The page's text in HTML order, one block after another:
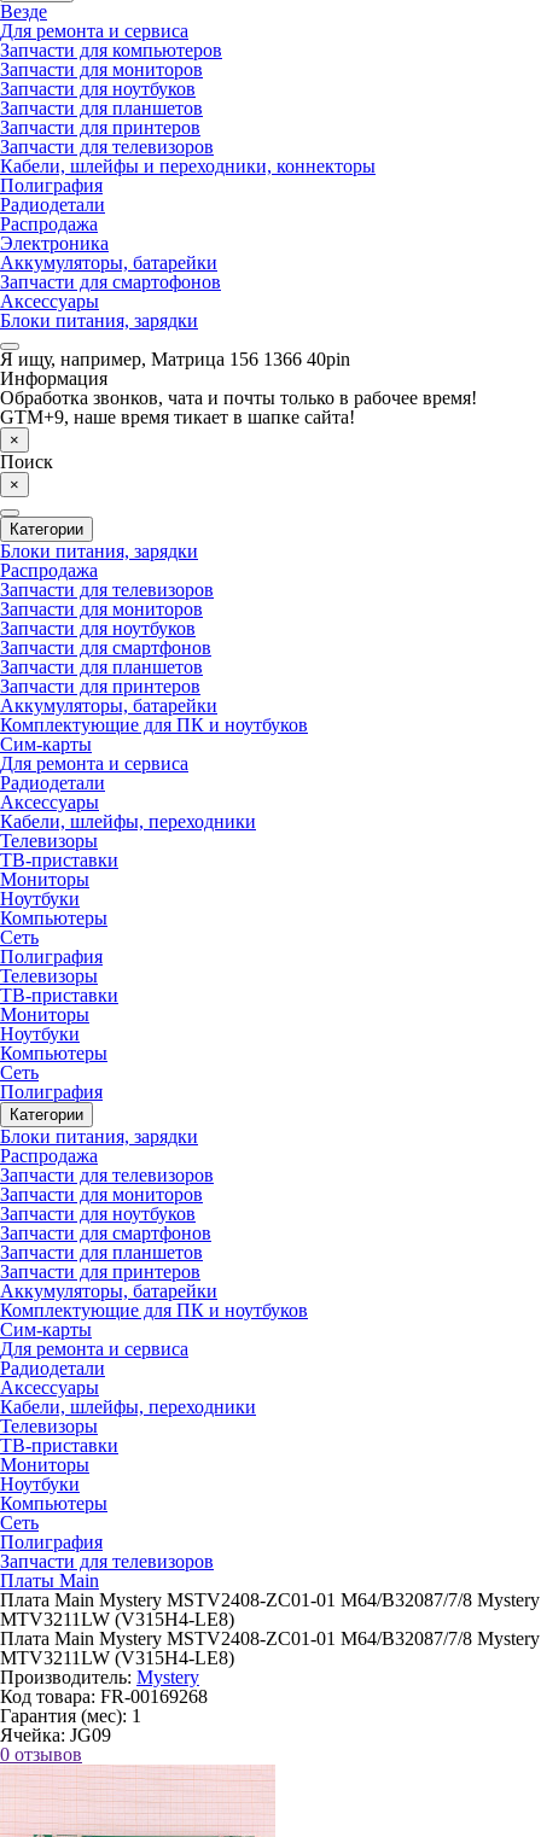
Везде
Для ремонта и сервиса
Запчасти для компьютеров
Запчасти для мониторов
Запчасти для ноутбуков
Запчасти для планшетов
Запчасти для принтеров
Запчасти для телевизоров
Кабели, шлейфы и переходники, коннекторы
Полиграфия
Радиодетали
Распродажа
Электроника
Аккумуляторы, батарейки
Запчасти для смартофонов
Аксессуары
Блоки питания, зарядки
Я ищу, например, Матрица 156 1366 40pin
Информация
Обработка звонков, чата и почты только в рабочее время!
GTM+9, наше время тикает в шапке сайта!
×
Поиск
×
Категории
Блоки питания, зарядки
Распродажа
Запчасти для телевизоров
Запчасти для мониторов
Запчасти для ноутбуков
Запчасти для смартфонов
Запчасти для планшетов
Запчасти для принтеров
Аккумуляторы, батарейки
Комплектующие для ПК и ноутбуков
Сим-карты
Для ремонта и сервиса
Радиодетали
Аксессуары
Кабели, шлейфы, переходники
Телевизоры
ТВ-приставки
Мониторы
Ноутбуки
Компьютеры
Сеть
Полиграфия
Телевизоры
ТВ-приставки
Мониторы
Ноутбуки
Компьютеры
Сеть
Полиграфия
Категории
Блоки питания, зарядки
Распродажа
Запчасти для телевизоров
Запчасти для мониторов
Запчасти для ноутбуков
Запчасти для смартфонов
Запчасти для планшетов
Запчасти для принтеров
Аккумуляторы, батарейки
Комплектующие для ПК и ноутбуков
Сим-карты
Для ремонта и сервиса
Радиодетали
Аксессуары
Кабели, шлейфы, переходники
Телевизоры
ТВ-приставки
Мониторы
Ноутбуки
Компьютеры
Сеть
Полиграфия
Запчасти для телевизоров
Платы Main
Плата Main Mystery MSTV2408-ZC01-01 M64/B32087/7/8 Mystery
MTV3211LW (V315H4-LE8)
Плата Main Mystery MSTV2408-ZC01-01 M64/B32087/7/8 Mystery
MTV3211LW (V315H4-LE8)
Производитель: Mystery
Код товара: FR-00169268
Гарантия (мес): 1
Ячейка: JG09
0 отзывов